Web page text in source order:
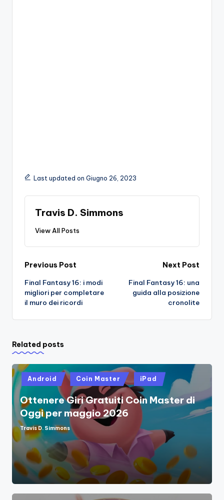
Last updated on Giugno 26, 2023
Travis D. Simmons
View All Posts
Post
navigation
Previous Post
Final Fantasy 16: i modi
migliori per completare
il muro dei ricordi
Next Post
Final Fantasy 16: una
guida alla posizione
cronolite
Related posts
Posted
in
Android Coin Master iPad
Ottenere Giri Gratuiti Coin Master di
Oggi per maggio 2026
Posted
by
Travis D. Simmons